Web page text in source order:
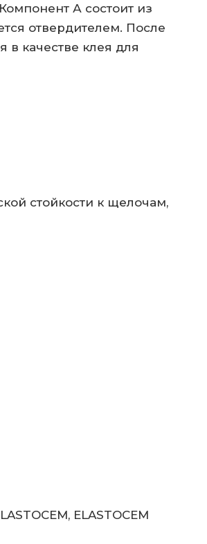
А состоит из
отвердителем. После
в качестве клея для
стойкости к щелочам,
ELASTOCEM